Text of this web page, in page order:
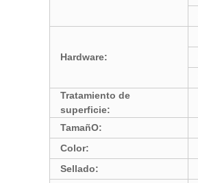
Hardware:
Tratamiento de
superficie:
TamañO:
Color:
Sellado: